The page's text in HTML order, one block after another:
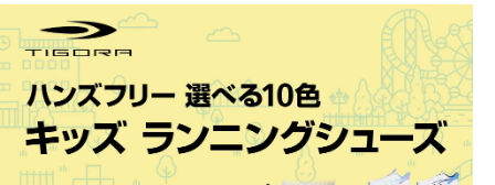
適なトラクションを発揮するよう設計されています。
◇固い土/人工芝グラウンドでのトレーニング対応
◇安定性:デボス加工のサポートフレームが軽量アッパーで安定性を
向上
◇リサイクル素材使用:より良い未来への一歩として、アッパーは